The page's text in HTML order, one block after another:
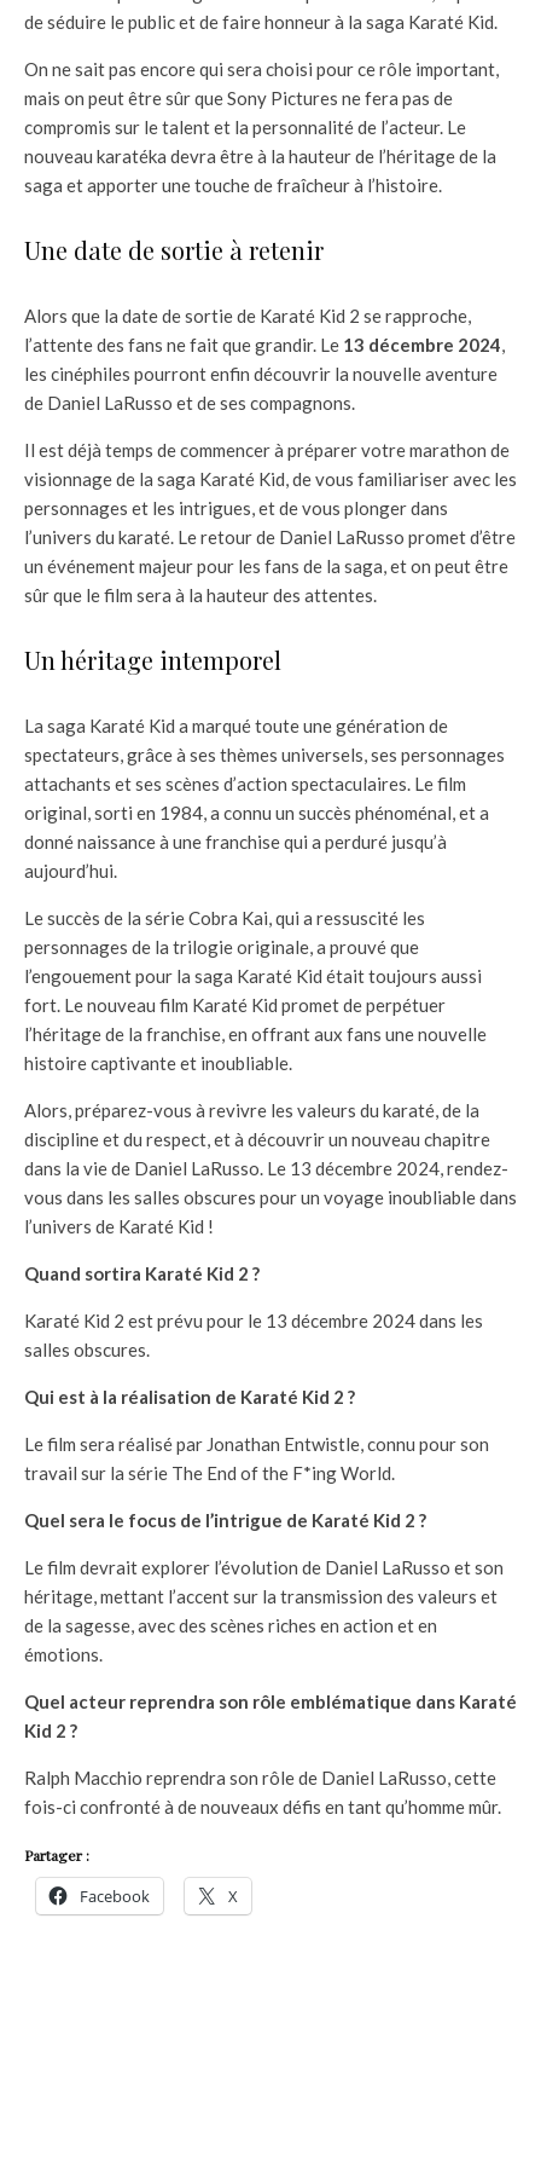
de séduire le public et de faire honneur à la saga Karaté Kid.
On ne sait pas encore qui sera choisi pour ce rôle important,
mais on peut être sûr que Sony Pictures ne fera pas de
compromis sur le talent et la personnalité de l’acteur. Le
nouveau karatéka devra être à la hauteur de l’héritage de la
saga et apporter une touche de fraîcheur à l’histoire.
Une date de sortie à retenir
Alors que la date de sortie de Karaté Kid 2 se rapproche,
l’attente des fans ne fait que grandir. Le 13 décembre 2024,
les cinéphiles pourront enfin découvrir la nouvelle aventure
de Daniel LaRusso et de ses compagnons.
Il est déjà temps de commencer à préparer votre marathon de
visionnage de la saga Karaté Kid, de vous familiariser avec les
personnages et les intrigues, et de vous plonger dans
l’univers du karaté. Le retour de Daniel LaRusso promet d’être
un événement majeur pour les fans de la saga, et on peut être
sûr que le film sera à la hauteur des attentes.
Un héritage intemporel
La saga Karaté Kid a marqué toute une génération de
spectateurs, grâce à ses thèmes universels, ses personnages
attachants et ses scènes d’action spectaculaires. Le film
original, sorti en 1984, a connu un succès phénoménal, et a
donné naissance à une franchise qui a perduré jusqu’à
aujourd’hui.
Le succès de la série Cobra Kai, qui a ressuscité les
personnages de la trilogie originale, a prouvé que
l’engouement pour la saga Karaté Kid était toujours aussi
fort. Le nouveau film Karaté Kid promet de perpétuer
l’héritage de la franchise, en offrant aux fans une nouvelle
histoire captivante et inoubliable.
Alors, préparez-vous à revivre les valeurs du karaté, de la
discipline et du respect, et à découvrir un nouveau chapitre
dans la vie de Daniel LaRusso. Le 13 décembre 2024, rendez-
vous dans les salles obscures pour un voyage inoubliable dans
l’univers de Karaté Kid !
Quand sortira Karaté Kid 2 ?
Karaté Kid 2 est prévu pour le 13 décembre 2024 dans les
salles obscures.
Qui est à la réalisation de Karaté Kid 2 ?
Le film sera réalisé par Jonathan Entwistle, connu pour son
travail sur la série The End of the F*ing World.
Quel sera le focus de l’intrigue de Karaté Kid 2 ?
Le film devrait explorer l’évolution de Daniel LaRusso et son
héritage, mettant l’accent sur la transmission des valeurs et
de la sagesse, avec des scènes riches en action et en
émotions.
Quel acteur reprendra son rôle emblématique dans Karaté
Kid 2 ?
Ralph Macchio reprendra son rôle de Daniel LaRusso, cette
fois-ci confronté à de nouveaux défis en tant qu’homme mûr.
Partager :
Facebook X